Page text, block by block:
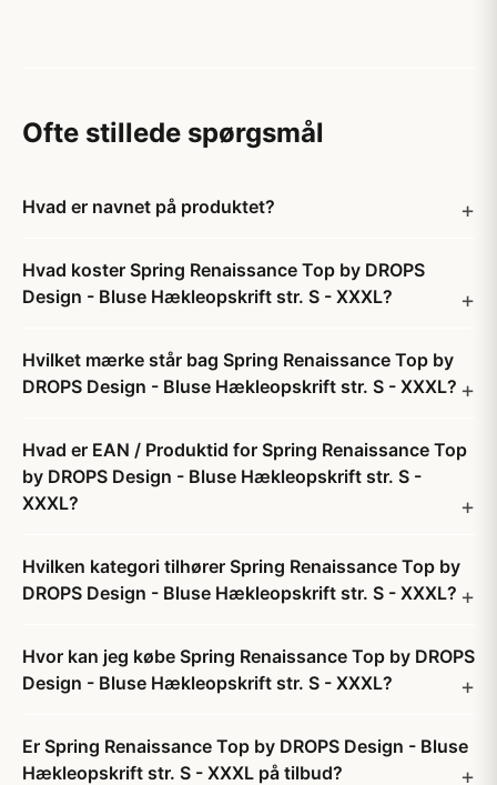
Ofte stillede spørgsmål
Hvad er navnet på produktet?
Hvad koster Spring Renaissance Top by DROPS
Design - Bluse Hækleopskrift str. S - XXXL?
Hvilket mærke står bag Spring Renaissance Top by
DROPS Design - Bluse Hækleopskrift str. S - XXXL?
Hvad er EAN / Produktid for Spring Renaissance Top
by DROPS Design - Bluse Hækleopskrift str. S -
XXXL?
Hvilken kategori tilhører Spring Renaissance Top by
DROPS Design - Bluse Hækleopskrift str. S - XXXL?
Hvor kan jeg købe Spring Renaissance Top by DROPS
Design - Bluse Hækleopskrift str. S - XXXL?
Er Spring Renaissance Top by DROPS Design - Bluse
Hækleopskrift str. S - XXXL på tilbud?